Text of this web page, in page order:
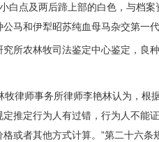
白点及两后蹄上部的白色，与档
马和伊犁昭苏纯血母马杂交第一
所农林牧司法鉴定中心鉴定，良
律师事务所律师李艳林认为，根
推定行为人有过错，行为人不能
或者其他方式计算。”第二十六